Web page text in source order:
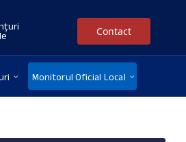
Contact
Monitorul Oficial Local